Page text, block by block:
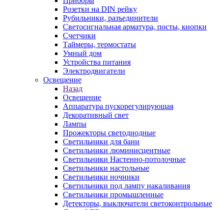
Розетки на DIN рейку
Рубильники, разъединители
Светосигнальная арматура, посты, кнопки
Счетчики
Таймеры, термостаты
Умный дом
Устройства питания
Электродвигатели
Освещение
Назад
Освещение
Аппаратура пускорегулирующая
Декоративный свет
Лампы
Прожекторы светодиодные
Светильники для бани
Светильники люминисцентные
Светильники Настенно-потолочные
Светильники настольные
Светильники ночники
Светильники под лампу накаливания
Светильники промышленные
Детекторы, выключатели светоконтрольные